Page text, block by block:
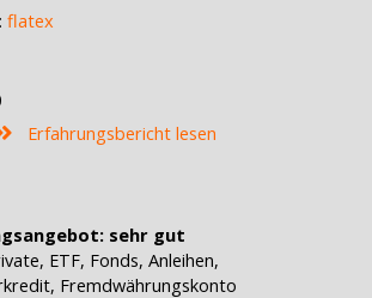
flatex
Erfahrungsbericht lesen
sehr gut
ETF, Fonds, Anleihen,
Fremdwährungskonto